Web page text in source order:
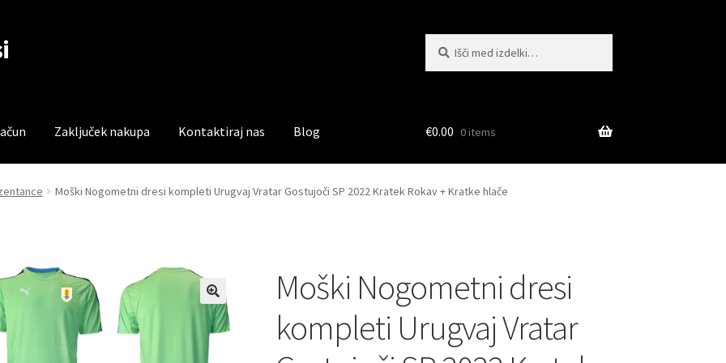
Zaključek nakupa Kontaktiraj nas Blog
Trgovina Zaključek nakupa
€0.00 0 items
Moški Nogometni dresi kompleti Urugvaj Vratar Gostujoči SP 2022 Kratek Rokav + Kratke hlače
Moški Nogometni dresi
kompleti Urugvaj Vratar